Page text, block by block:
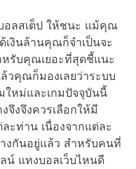
อลสเต็ป ให้ชนะ แม้คุณ
เงินล้านคุณก็จำเป็นจะ
หรับคุณเยอะที่สุดชี้แนะ
วคุณก็มองเลยว่าระบบ
ใหม่และเกมปัจจุบันนี้
จึงจึงควรเลือกให้มี
ะท่าน เนื่องจากแต่ละ
งกันอยู่แล้ว สำหรับคนที่
น์ แทงบอลเว็บไหนดี